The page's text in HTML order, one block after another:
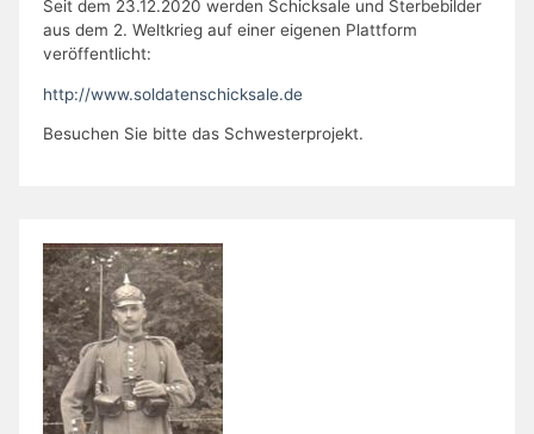
Seit dem 23.12.2020 werden Schicksale und Sterbebilder
aus dem 2. Weltkrieg auf einer eigenen Plattform
veröffentlicht:
http://www.soldatenschicksale.de
Besuchen Sie bitte das Schwesterprojekt.